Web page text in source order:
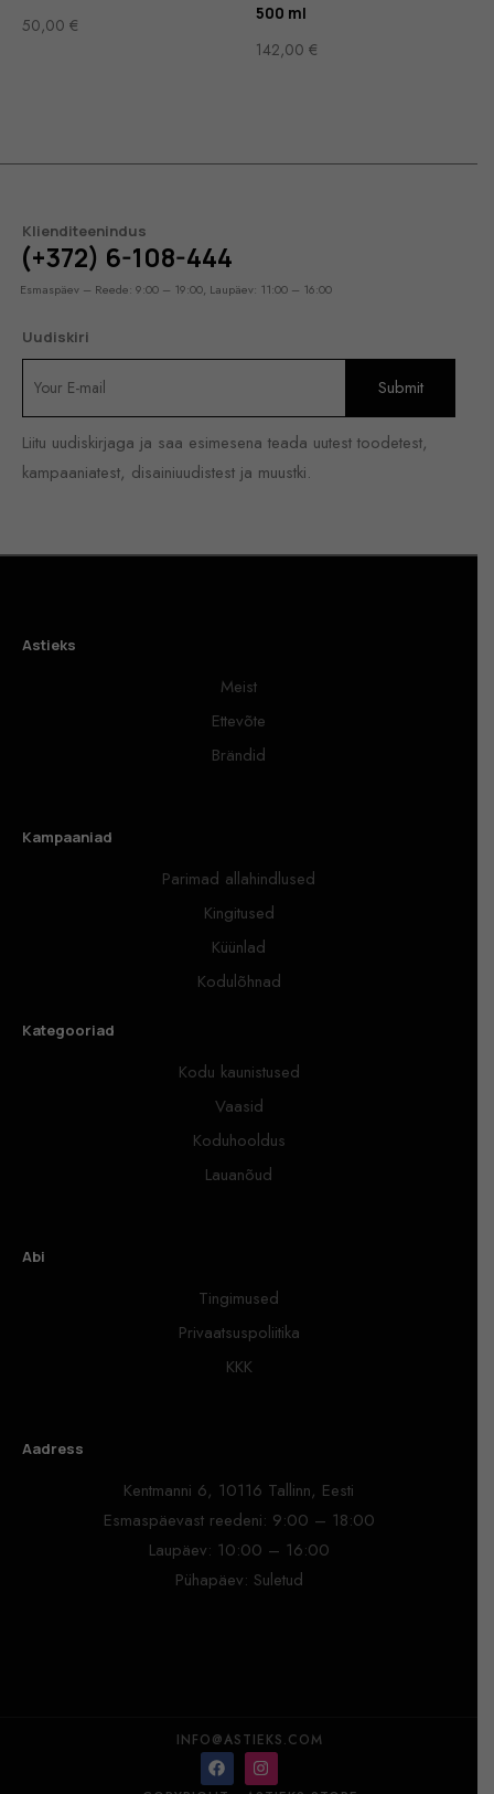
50,00 €
500 ml
142,00 €
Klienditeenindus
(+372) 6-108-444
Esmaspäev – Reede: 9:00 – 19:00, Laupäev: 11:00 – 16:00
Uudiskiri
Liitu uudiskirjaga ja saa esimesena teada uutest toodetest,
kampaaniatest, disainiuudistest ja muustki.
Astieks
Meist
Ettevõte
Brändid
Kampaaniad
Parimad allahindlused
Kingitused
Küünlad
Kodulõhnad
Kategooriad
Kodu kaunistused
Vaasid
Koduhooldus
Lauanõud
Abi
Tingimused
Privaatsuspoliitika
KKK
Aadress
Kentmanni 6, 10116 Tallinn, Eesti
Esmaspäevast reedeni: 9:00 – 18:00
Laupäev: 10:00 – 16:00
Pühapäev: Suletud
INFO@ASTIEKS.COM